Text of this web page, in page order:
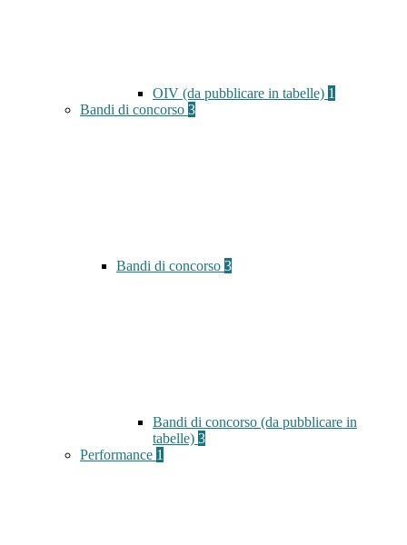
OIV (da pubblicare in tabelle) 1
Bandi di concorso 3
Bandi di concorso 3
Bandi di concorso (da pubblicare in
tabelle) 3
Performance 1